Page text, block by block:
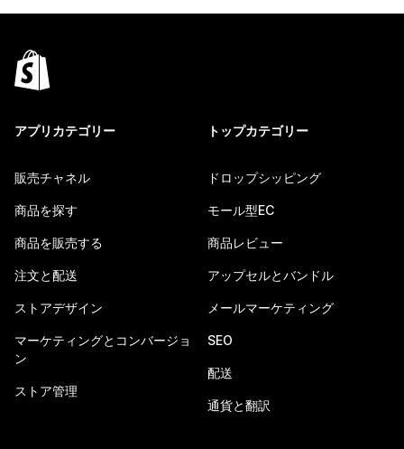
アプリカテゴリー
販売チャネル
商品を探す
商品を販売する
注文と配送
ストアデザイン
マーケティングとコンバージョ
ン
ストア管理
トップカテゴリー
ドロップシッピング
モール型EC
商品レビュー
アップセルとバンドル
メールマーケティング
SEO
配送
通貨と翻訳